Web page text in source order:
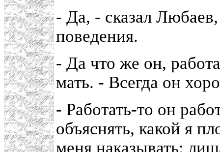
- Да, - сказал Любаев,
поведения.
- Да что же он,
мать. - Всегда он
- Работать-то он
объяснять, какой я
меня наказывать: